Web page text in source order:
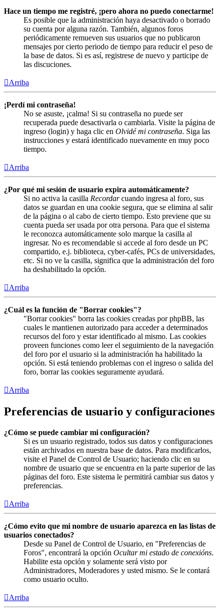
Hace un tiempo me registré, ¡pero ahora no puedo conectarme!
Es posible que la administración haya desactivado o borrado
su cuenta por alguna razón. También, algunos foros
periódicamente remueven sus usuarios que no publicaron
mensajes por cierto periodo de tiempo para reducir el peso de
la base de datos. Si es así, registrese de nuevo y participe de
las discuciones.
Arriba
¡Perdí mi contraseña!
No se asuste, ¡calma! Si su contraseña no puede ser
recuperada puede desactivarla o cambiarla. Visite la página de
ingreso (login) y haga clic en Olvidé mi contraseña. Siga las
instrucciones y estará identificado nuevamente en muy poco
tiempo.
Arriba
¿Por qué mi sesión de usuario expira automáticamente?
Si no activa la casilla Recordarcuando ingresa al foro, sus
datos se guardan en una cookie segura, que se elimina al salir
de la página o al cabo de cierto tiempo. Esto previene que su
cuenta pueda ser usada por otra persona. Para que el sistema
le reconozca automáticamente solo marque la casilla al
ingresar. No es recomendable si accede al foro desde un PC
compartido, e.j. biblioteca, cyber-cafés, PCs de universidades,
etc. Si no ve la casilla, significa que la administración del foro
ha deshabilitado la opción.
Arriba
¿Cuál es la función de "Borrar cookies"?
"Borrar cookies" borra las cookies creadas por phpBB, las
cuales le mantienen autorizado para acceder a determinados
recursos del foro y estar identificado al mismo. Las cookies
proveen funciones como leer el seguimiento de la navegación
del foro por el usuario si la administración ha habilitado la
opción. Si está teniendo problemas con el ingreso o salida del
foro, borrar las cookies seguramente ayudará.
Arriba
Preferencias de usuario y configuraciones
¿Cómo se puede cambiar mi configuración?
Si es un usuario registrado, todos sus datos y configuraciones
están archivados en nuestra base de datos. Para modificarlos,
visite el Panel de Control de Usuario; haciendo clic en su
nombre de usuario que se encuentra en la parte superior de las
páginas del foro. Este sistema le permitirá cambiar sus datos y
preferencias.
Arriba
¿Cómo evito que mi nombre de usuario aparezca en las listas de
usuarios conectados?
Desde su Panel de Control de Usuario, en "Preferencias de
Foros", encontrará la opción Ocultar mi estado de conexións.
Habilite esta opción y solamente será visto por
Administradores, Moderadores y usted mismo. Se le contará
como usuario oculto.
Arriba